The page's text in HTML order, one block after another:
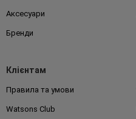
Аксесуари
Бренди
Клієнтам
Правила та умови
Watsons Club